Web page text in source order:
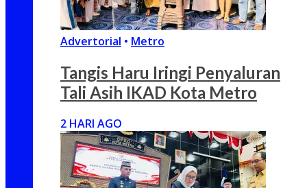
Advertorial • Metro
Tangis Haru Iringi Penyaluran
Tali Asih IKAD Kota Metro
2 HARI AGO